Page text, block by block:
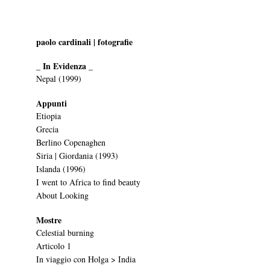
paolo cardinali | fotografie
_ In Evidenza _
Nepal (1999)
Appunti
Etiopia
Grecia
Berlino Copenaghen
Siria | Giordania (1993)
Islanda (1996)
I went to Africa to find beauty
About Looking
Mostre
Celestial burning
Articolo 1
In viaggio con Holga > India